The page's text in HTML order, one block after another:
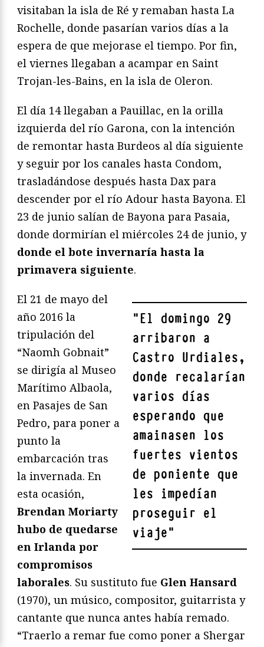
visitaban la isla de Ré y remaban hasta La
Rochelle, donde pasarían varios días a la
espera de que mejorase el tiempo. Por fin,
el viernes llegaban a acampar en Saint
Trojan-les-Bains, en la isla de Oleron.
El día 14 llegaban a Pauillac, en la orilla
izquierda del río Garona, con la intención
de remontar hasta Burdeos al día siguiente
y seguir por los canales hasta Condom,
trasladándose después hasta Dax para
descender por el río Adour hasta Bayona. El
23 de junio salían de Bayona para Pasaia,
donde dormirían el miércoles 24 de junio, y
donde el bote invernaría hasta la
primavera siguiente.
"El domingo 29
arribaron a
Castro Urdiales,
donde recalarían
varios días
esperando que
amainasen los
fuertes vientos
de poniente que
les impedían
proseguir el
viaje"
El 21 de mayo del
año 2016 la
tripulación del
“Naomh Gobnait”
se dirigía al Museo
Marítimo Albaola,
en Pasajes de San
Pedro, para poner a
punto la
embarcación tras
la invernada. En
esta ocasión,
Brendan Moriarty
hubo de quedarse
en Irlanda por
compromisos
laborales. Su sustituto fue Glen Hansard
(1970), un músico, compositor, guitarrista y
cantante que nunca antes había remado.
“Traerlo a remar fue como poner a Shergar